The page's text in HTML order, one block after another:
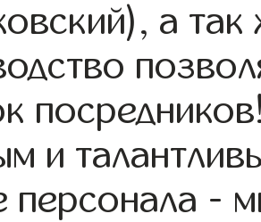
а
и
персонала -